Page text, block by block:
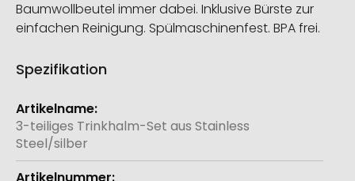
Baumwollbeutel immer dabei. Inklusive Bürste zur
einfachen Reinigung. Spülmaschinenfest. BPA frei.
Spezifikation
Weitere
Informationen
3-teiliges Trinkhalm-Set aus Stainless
Steel/silber